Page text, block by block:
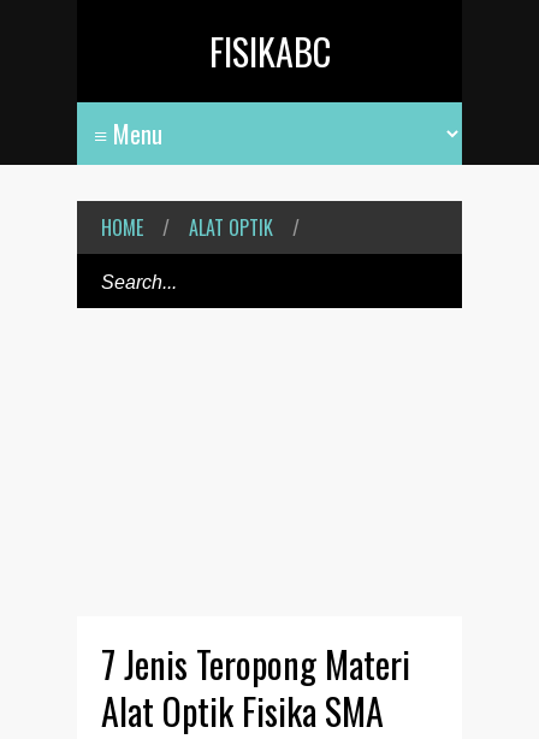
FISIKABC
HOME / ALAT OPTIK /
7 Jenis Teropong Materi
Alat Optik Fisika SMA